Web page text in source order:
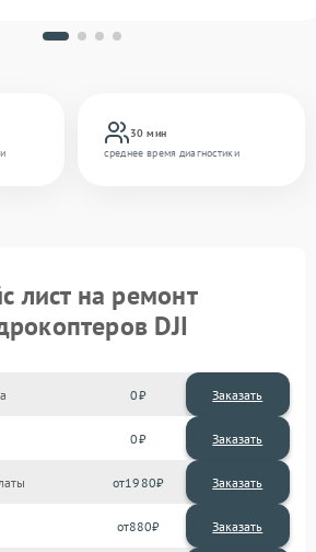
30 мин
среднее время диагностики
лист на ремонт
DJI
0 Заказать
0 Заказать
1980
880